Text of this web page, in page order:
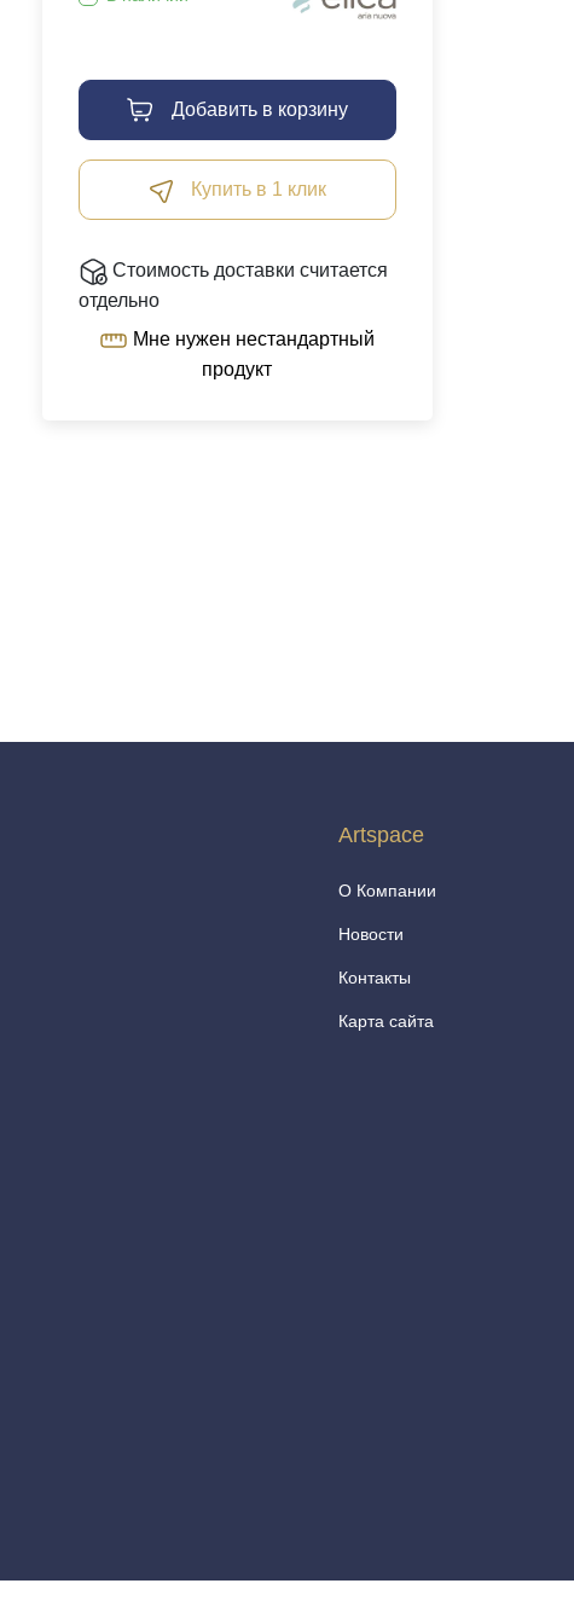
Добавить в корзину
Купить в 1 клик
Стоимость доставки считается
отдельно
продукт
Artspace
О Компании
Новости
Контакты
Карта сайта